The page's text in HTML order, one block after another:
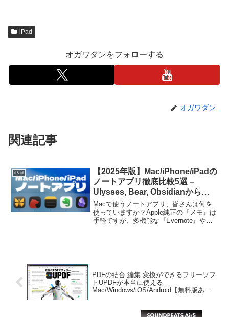
iPad
オガワダンをフォローする
オガワダン
関連記事
iPad
【2025年版】Mac/iPhone/iPadの
ノートアプリ徹底比較5選 –
Ulysses, Bear, Obsidianから
Appleメモまで、あなたに最適な
のは？
Macで使うノートアプリ、皆さんは何を
使っていますか？Apple純正の『メモ』は
手軽ですが、多機能な『Evernote』や
PDFの結合 編集 変換ができるフリーソフ
トUPDFが本当に使える
Mac/Windows/iOS/Android【無料版あ